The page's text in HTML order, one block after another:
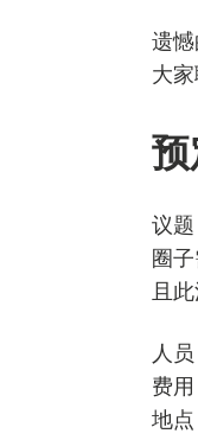
遗
大
议
圈
且
人
费用
地